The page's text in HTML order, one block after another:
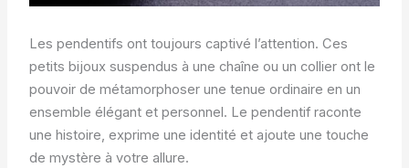
Les pendentifs ont toujours captivé l’attention. Ces
petits bijoux suspendus à une chaîne ou un collier ont le
pouvoir de métamorphoser une tenue ordinaire en un
ensemble élégant et personnel. Le pendentif raconte
une histoire, exprime une identité et ajoute une touche
de mystère à votre allure.